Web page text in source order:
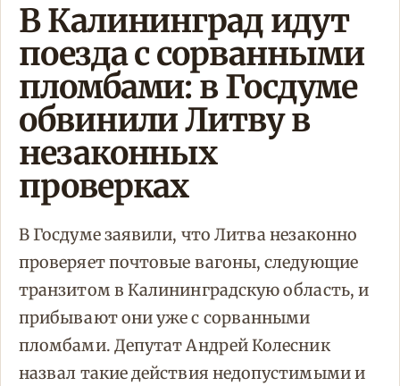
В Калининград идут
поезда с сорванными
пломбами: в Госдуме
обвинили Литву в
незаконных
проверках
В Госдуме заявили, что Литва незаконно
проверяет почтовые вагоны, следующие
транзитом в Калининградскую область, и
прибывают они уже с сорванными
пломбами. Депутат Андрей Колесник
назвал такие действия недопустимыми и